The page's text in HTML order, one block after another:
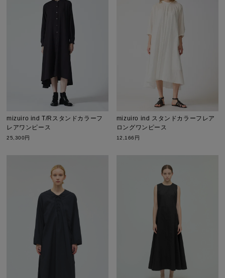
mizuiro ind T/Rスタンドカラーフ
レアワンピース
25,300円
mizuiro ind スタンドカラーフレア
ロングワンピース
12,166円